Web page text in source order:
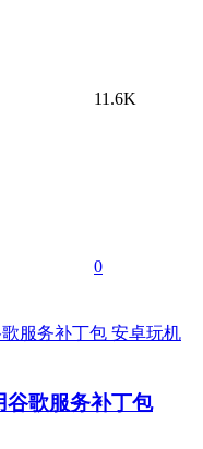
11.6K
0
安卓玩机
谷歌服务补丁包